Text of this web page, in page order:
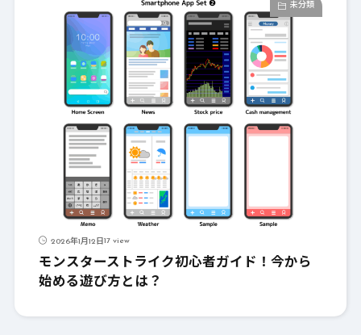
未分類
2026年1月12日17 view
モンスターストライク初心者ガイド！今から
始める遊び方とは？